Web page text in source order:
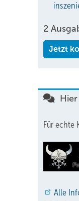
für
2
Jetzt
Für echte
Alle